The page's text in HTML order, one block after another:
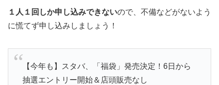
１人１回しか申し込みできないので、不備などがないよう
に慌てず申し込みしましょう！
【今年も】スタバ、「福袋」発売決定！6日から
抽選エントリー開始＆店頭販売なし